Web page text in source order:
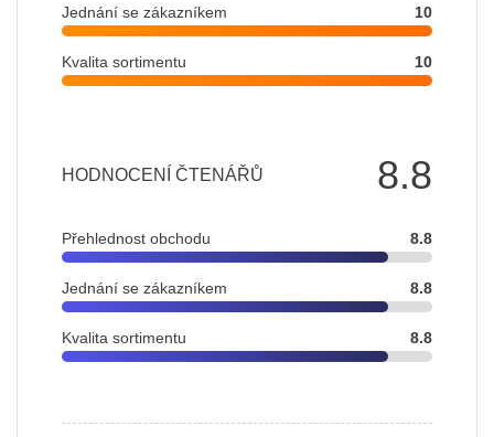
Jednání se zákazníkem 10
Kvalita sortimentu 10
8.8
HODNOCENÍ ČTENÁŘŮ
Přehlednost obchodu 8.8
Jednání se zákazníkem 8.8
Kvalita sortimentu 8.8